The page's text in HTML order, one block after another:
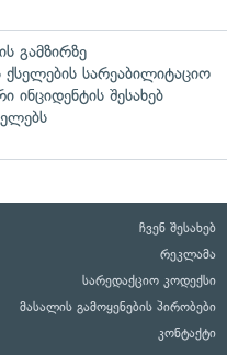
გამზირზე
ქსელების სარეაბილიტაციო
ინციდენტის შესახებ
ჩვენ შესახებ
რეკლამა
სარედაქციო კოდექსი
მასალის გამოყენების პირობები
კონტაქტი